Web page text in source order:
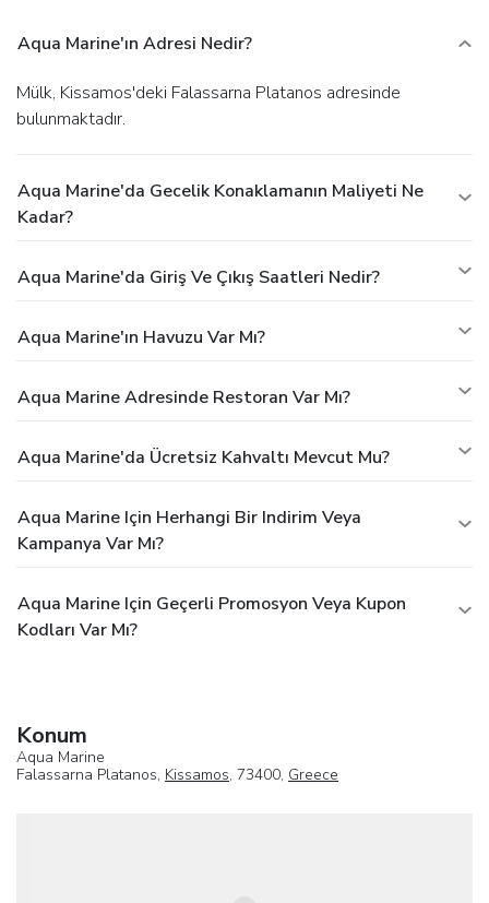
Aqua Marine'ın Adresi Nedir?
Mülk, Kissamos'deki Falassarna Platanos adresinde
bulunmaktadır.
Aqua Marine'da Gecelik Konaklamanın Maliyeti Ne
Kadar?
Aqua Marine'da Giriş Ve Çıkış Saatleri Nedir?
Aqua Marine'ın Havuzu Var Mı?
Aqua Marine Adresinde Restoran Var Mı?
Aqua Marine'da Ücretsiz Kahvaltı Mevcut Mu?
Aqua Marine Için Herhangi Bir Indirim Veya
Kampanya Var Mı?
Aqua Marine Için Geçerli Promosyon Veya Kupon
Kodları Var Mı?
Konum
Aqua Marine
Falassarna Platanos, Kissamos, 73400, Greece